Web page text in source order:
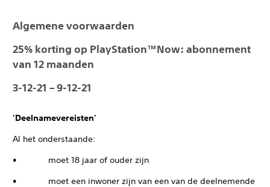
Algemene voorwaarden
25% korting op PlayStation™Now: abonnement
van 12 maanden
3-12-21 – 9-12-21
'Deelnamevereisten'
Al het onderstaande:
• moet 18 jaar of ouder zijn
• moet een inwoner zijn van een van de deelnemende